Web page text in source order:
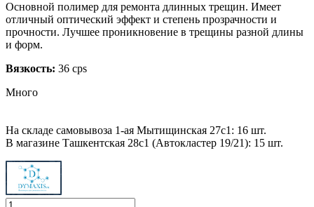
Основной полимер для ремонта длинных трещин. Имеет
отличный оптический эффект и степень прозрачности и
прочности. Лучшее проникновение в трещины разной длины
и форм.
Вязкость: 36 cps
Много
На складе самовывоза 1-ая Мытищинская 27с1: 16 шт.
В магазине Ташкентская 28с1 (Автокластер 19/21): 15 шт.